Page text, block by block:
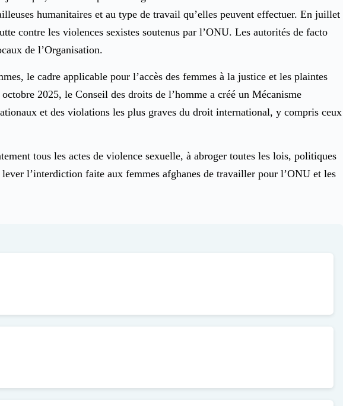
humanitaires et au type de travail qu’elles peuvent effectuer. En juillet
contre les violences sexistes soutenus par l’ONU. Les autorités de facto
de l’Organisation.
le cadre applicable pour l’accès des femmes à la justice et les plaintes
2025, le Conseil des droits de l’homme a créé un Mécanisme
et des violations les plus graves du droit international, y compris ceux
tous les actes de violence sexuelle, à abroger toutes les lois, politiques
l’interdiction faite aux femmes afghanes de travailler pour l’ONU et les